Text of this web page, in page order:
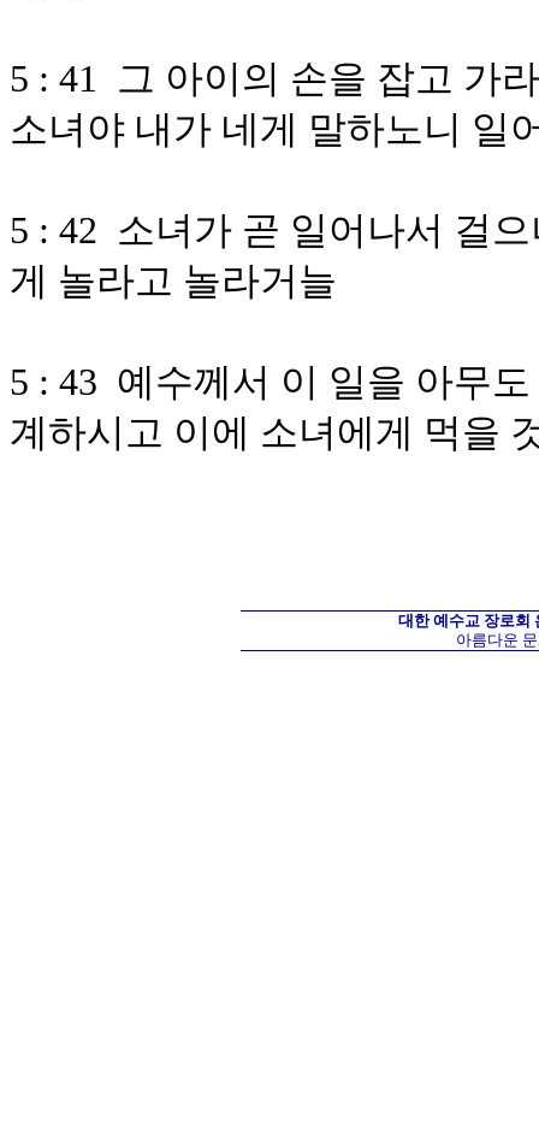
5 : 41 그 아이의 손을 잡고 가
소녀야 내가 네게 말하노니 일
5 : 42 소녀가 곧 일어나서 걸
게 놀라고 놀라거늘
5 : 43 예수께서 이 일을 아무
계하시고 이에 소녀에게 먹을
대한 예수교 장로회
아름다운